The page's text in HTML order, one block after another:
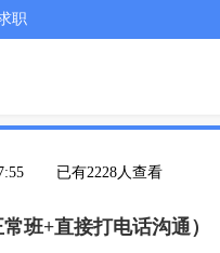
职
已有2228人查看
班+直接打电话沟通）